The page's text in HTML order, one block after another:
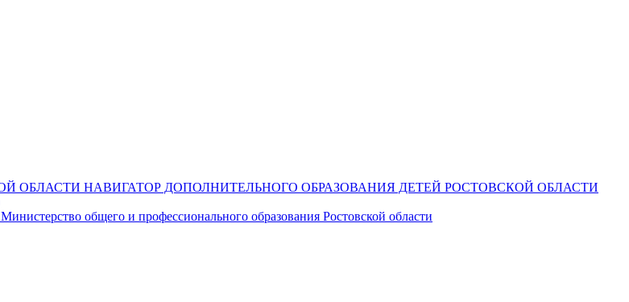
НАВИГАТОР ДОПОЛНИТЕЛЬНОГО ОБРАЗОВАНИЯ ДЕТЕЙ РОСТОВСКОЙ ОБЛАСТИ
Министерство общего и профессионального образования Ростовской области